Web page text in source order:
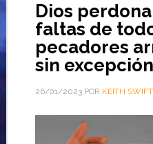
Dios
faltas de
pecadores
sin excepción
26/01/2023POR KEITH SWIFT